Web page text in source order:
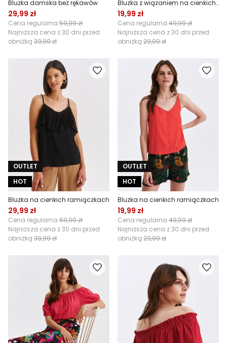
Bluzka damska bez rękawów
29,99 zł
Cena regularna 59,99 zł
Najniższa cena z 30 dni przed
obniżką 39,99 zł
Bluzka z wiązaniem na cienkich ramiączkach
19,99 zł
Cena regularna 49,99 zł
Najniższa cena z 30 dni przed
obniżką 29,99 zł
OUTLET
HOT
Bluzka na cienkich ramiączkach
29,99 zł
Cena regularna 69,99 zł
Najniższa cena z 30 dni przed
obniżką 39,99 zł
OUTLET
HOT
Bluzka na cienkich ramiączkach
19,99 zł
Cena regularna 49,99 zł
Najniższa cena z 30 dni przed
obniżką 29,99 zł